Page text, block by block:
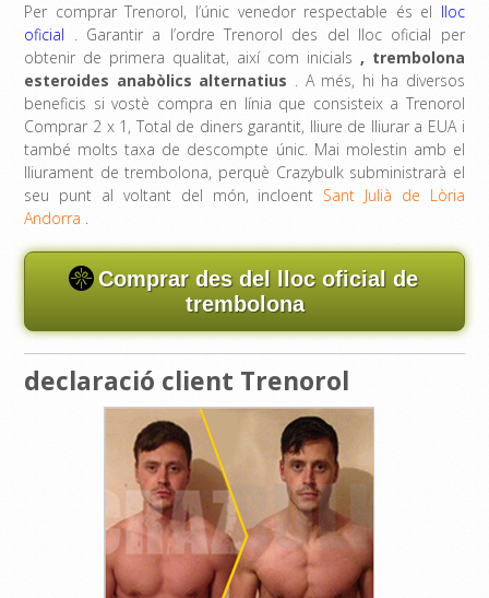
Per comprar Trenorol, l’únic venedor respectable és el lloc
oficial . Garantir a l’ordre Trenorol des del lloc oficial per
obtenir de primera qualitat, així com inicials , trembolona
esteroides anabòlics alternatius . A més, hi ha diversos
beneficis si vostè compra en línia que consisteix a Trenorol
Comprar 2 x 1, Total de diners garantit, lliure de lliurar a EUA i
també molts taxa de descompte únic. Mai molestin amb el
lliurament de trembolona, ​​perquè Crazybulk subministrarà el
seu punt al voltant del món, incloent Sant Julià de Lòria
Andorra .
Comprar des del lloc oficial de
trembolona
declaració client Trenorol